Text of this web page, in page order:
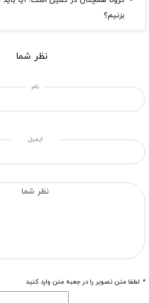
بزنیم؟
نظر شما
نام
ایمیل
* لطفا متن تصویر را در جعبه متن وارد کنید